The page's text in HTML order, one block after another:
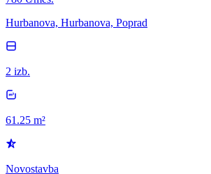
Hurbanova, Hurbanova, Poprad
2 izb.
61.25 m²
Novostavba